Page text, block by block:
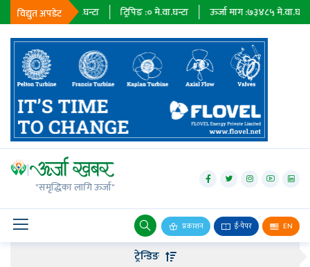
विद्युत अपडेट
२३६७९मे.वा.घन्टा ट्रिपिङ : ०मे.वा.घन्टा ऊर्जा माग :७३४८५मे.वा.घन्टा
"समृद्धिका लागि ऊर्जा"
प्रकाशन ई-पेपर EN
जलविद्युत्
सोलार
वायु
बायोग्यास
ट्रेन्डिङ